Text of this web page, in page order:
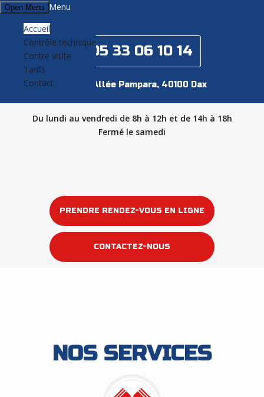
Open Menu Menu
Accueil
Contrôle technique
Contre visite
Tarifs
Contact
05 33 06 10 14
4 Allée Pampara, 40100 Dax
Du lundi au vendredi de 8h à 12h et de 14h à 18h
Fermé le samedi
PRENDRE RENDEZ-VOUS EN LIGNE
CONTACTEZ-NOUS
NOS SERVICES